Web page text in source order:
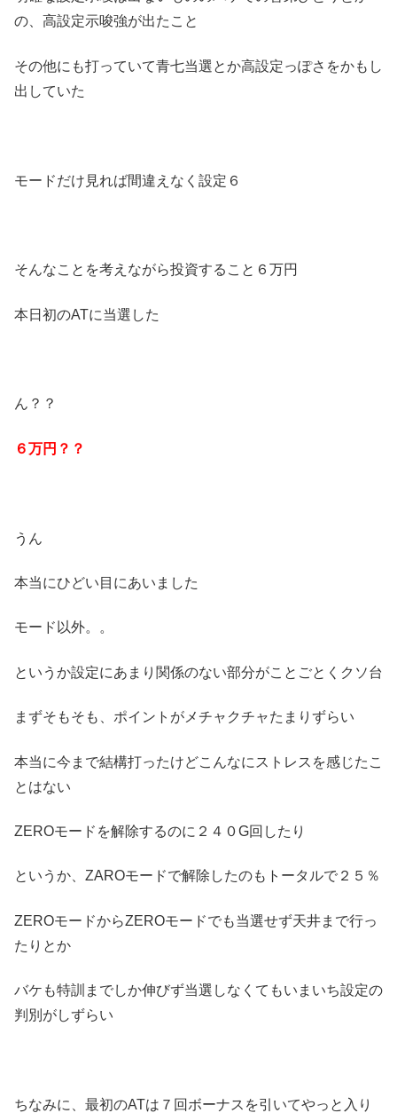
の、高設定示唆強が出たこと
その他にも打っていて青七当選とか高設定っぽさをかもし
出していた
モードだけ見れば間違えなく設定６
そんなことを考えながら投資すること６万円
本日初のATに当選した
ん？？
６万円？？
うん
本当にひどい目にあいました
モード以外。。
というか設定にあまり関係のない部分がことごとくクソ台
まずそもそも、ポイントがメチャクチャたまりずらい
本当に今まで結構打ったけどこんなにストレスを感じたこ
とはない
ZEROモードを解除するのに２４０G回したり
というか、ZAROモードで解除したのもトータルで２５％
ZEROモードからZEROモードでも当選せず天井まで行っ
たりとか
バケも特訓までしか伸びず当選しなくてもいまいち設定の
判別がしずらい
ちなみに、最初のATは７回ボーナスを引いてやっと入り